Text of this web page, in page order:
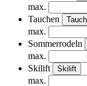
max.
Tauchen
max.
Sommerrodeln
max.
Skilift
Skilift
max.